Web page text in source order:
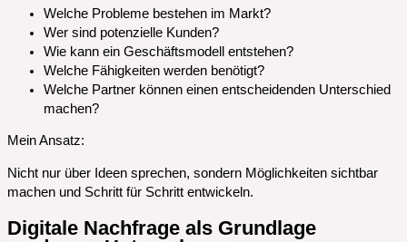
Welche Probleme bestehen im Markt?
Wer sind potenzielle Kunden?
Wie kann ein Geschäftsmodell entstehen?
Welche Fähigkeiten werden benötigt?
Welche Partner können einen entscheidenden Unterschied
machen?
Mein Ansatz:
Nicht nur über Ideen sprechen, sondern Möglichkeiten sichtbar
machen und Schritt für Schritt entwickeln.
Digitale Nachfrage als Grundlage